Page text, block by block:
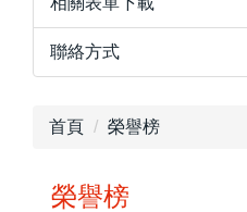
聯絡方式
首頁 榮譽榜
榮譽榜